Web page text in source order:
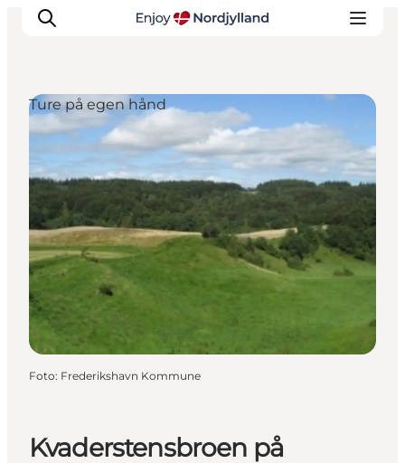
Oplevelser og aktiviteter
Planlæg din tur
Byer og steder
Guides
Det sker
For børn
Kvaderstensbroen på
Ture på egen hånd
Foto: Frederikshavn Kommune